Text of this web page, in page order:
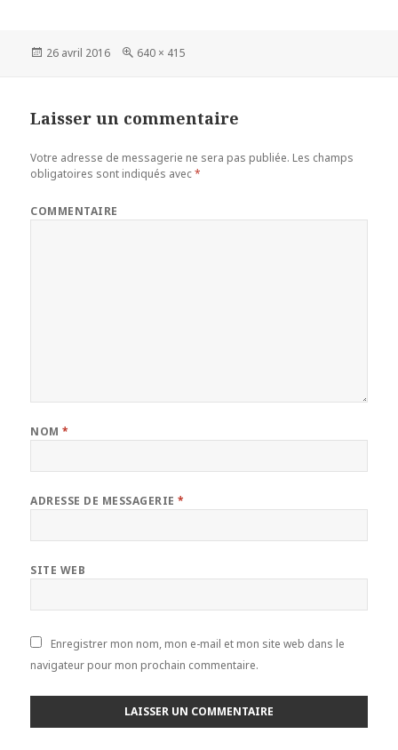
Publié
26 avril 2016
Taille
640 × 415
Laisser un commentaire
Votre adresse de messagerie ne sera pas publiée. Les champs
obligatoires sont indiqués avec*
COMMENTAIRE
NOM*
ADRESSE DE MESSAGERIE*
SITE WEB
Enregistrer mon nom, mon e-mail et mon site web dans le
navigateur pour mon prochain commentaire.